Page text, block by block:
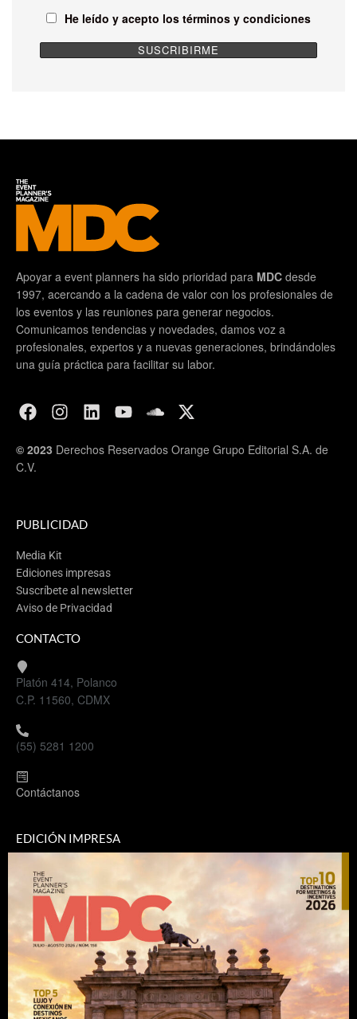
He leído y acepto los términos y condiciones
Apoyar a event planners ha sido prioridad para MDC desde
1997, acercando a la cadena de valor con los profesionales de
los eventos y las reuniones para generar negocios.
Comunicamos tendencias y novedades, damos voz a
profesionales, expertos y a nuevas generaciones, brindándoles
una guía práctica para facilitar su labor.
© 2023 Derechos Reservados Orange Grupo Editorial S.A. de
C.V.
PUBLICIDAD
Media Kit
Ediciones impresas
Suscríbete al newsletter
Aviso de Privacidad
CONTACTO
Platón 414, Polanco
C.P. 11560, CDMX
(55) 5281 1200
Contáctanos
EDICIÓN IMPRESA